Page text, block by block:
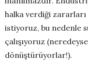
halka verdiği
istiyoruz, bu nedenle
çalışıyoruz
dönüştürüyorlar!).